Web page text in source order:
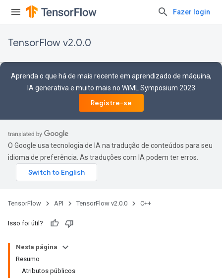
Fazer login
TensorFlow v2.0.0
Aprenda o que há de mais recente em aprendizado de máquina,
IA generativa e muito mais no WiML Symposium 2023
Registre-se
O Google usa tecnologia de IA na tradução de conteúdos para seu
idioma de preferência. As traduções com IA podem ter erros.
TensorFlow API TensorFlow v2.0.0 C++
Isso foi útil?
Nesta página
Resumo
Atributos públicos